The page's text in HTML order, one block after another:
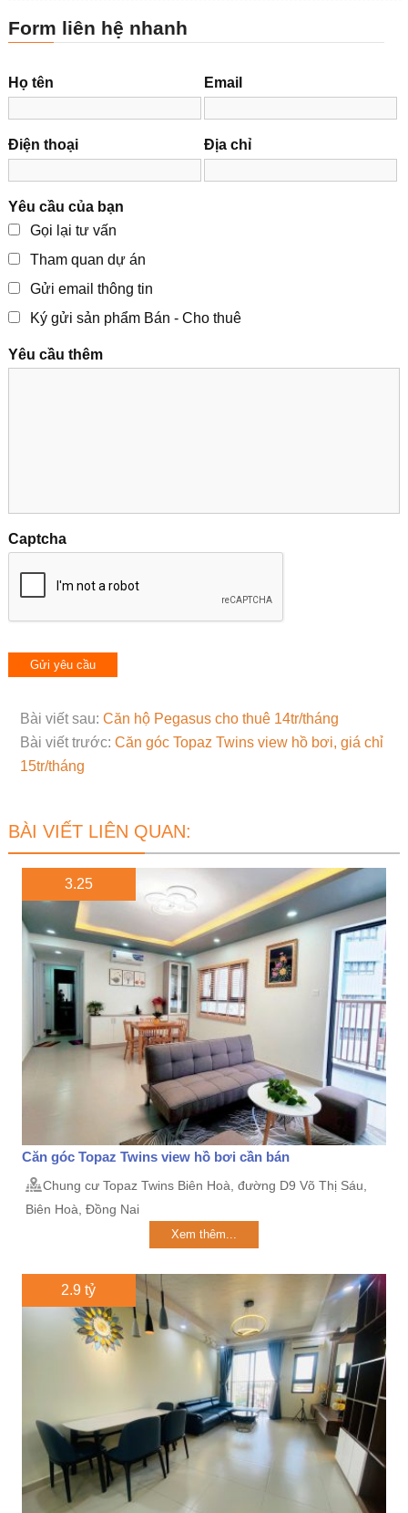
Form liên hệ nhanh
Họ tên Email
Điện thoại Địa chỉ
Yêu cầu của bạn
Gọi lại tư vấn
Tham quan dự án
Gửi email thông tin
Ký gửi sản phẩm Bán - Cho thuê
Yêu cầu thêm
Captcha
Bài viết sau: Căn hộ Pegasus cho thuê 14tr/tháng
Bài viết trước: Căn góc Topaz Twins view hồ bơi, giá chỉ
15tr/tháng
BÀI VIẾT LIÊN QUAN:
3.25
Căn góc Topaz Twins view hồ bơi cần bán
Chung cư Topaz Twins Biên Hoà, đường D9 Võ Thị Sáu,
Biên Hoà, Đồng Nai
Xem thêm...
2.9 tỷ